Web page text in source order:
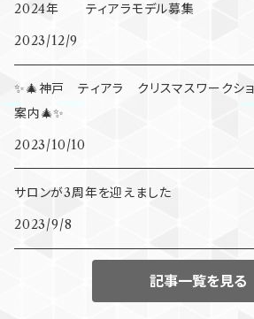
2024年 ティアラモデル募集
2023/12/9
✨🎄神戸 ティアラ クリスマスワークショ
案内🎄✨
2023/10/10
サロンが3周年を迎えました
2023/9/8
記事一覧を見る